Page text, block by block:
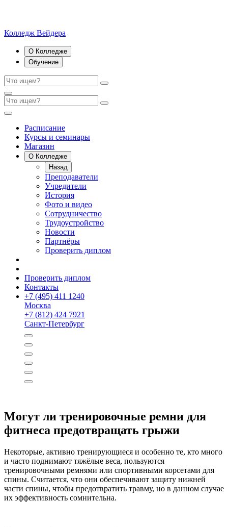
Колледж Вейдера
О Колледже
Обучение
Расписание
Курсы и семинары
Магазин
О Колледже
Назад
Преподаватели
Учредители
История
Фото и видео
Сотрудничество
Трудоустройство
Новости
Партнёры
Проверить диплом
Проверить диплом
Контакты
+7 (495) 411 1240
Москва
+7 (812) 424 7921
Санкт-Петербург
Могут ли тренировочные ремни для
фитнеса предотвращать грыжи
Некоторые, активно тренирующиеся и особенно те, кто много
и часто поднимают тяжёлые веса, пользуются
тренировочными ремнями или спортивными корсетами для
спины. Считается, что они обеспечивают защиту нижней
части спины, чтобы предотвратить травму, но в данном случае
их эффективность сомнительна.